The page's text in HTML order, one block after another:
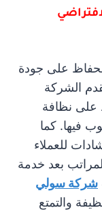
على جودة
الشركة
على نظافة
فيها. كما
للعملاء
بعد خدمة
شركة سولي
والتمتع